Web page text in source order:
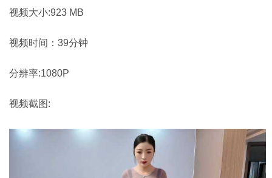
视频大小:923 MB
视频时间：39分钟
分辨率:1080P
视频截图: